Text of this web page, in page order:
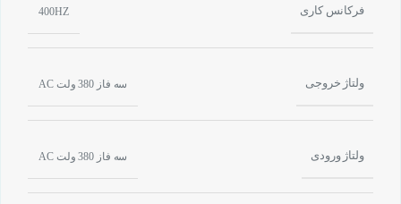
فرکانس کاری 400HZ
ولتاژ خروجی سه فاز 380 ولت AC
ولتاژ ورودی سه فاز 380 ولت AC